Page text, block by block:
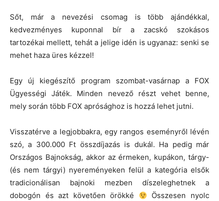
Sőt, már a nevezési csomag is több ajándékkal,
kedvezményes kuponnal bír a zacskó szokásos
tartozékai mellett, tehát a jelige idén is ugyanaz: senki se
mehet haza üres kézzel!
Egy új kiegészítő program szombat-vasárnap a FOX
Ügyességi Játék. Minden nevező részt vehet benne,
mely során több FOX aprósághoz is hozzá lehet jutni.
Visszatérve a legjobbakra, egy rangos eseményről lévén
szó, a 300.000 Ft összdíjazás is dukál. Ha pedig már
Országos Bajnokság, akkor az érmeken, kupákon, tárgy-
(és nem tárgyi) nyereményeken felül a kategória elsők
tradicionálisan bajnoki mezben díszeleghetnek a
dobogón és azt követően örökké
Összesen nyolc